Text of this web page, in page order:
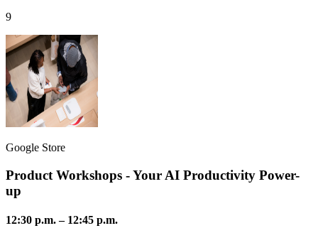
9
Google Store
Product Workshops - Your AI Productivity Power-
up
12:30 p.m.– 12:45 p.m.